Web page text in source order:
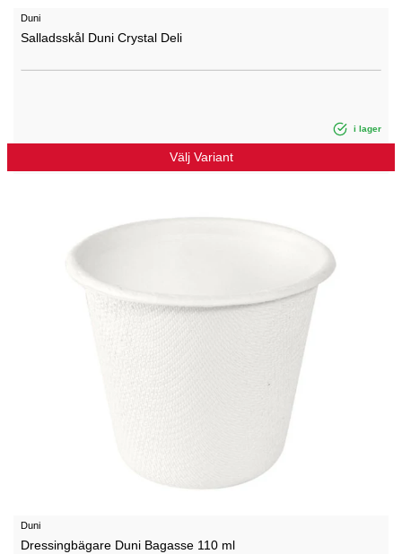
Duni
Salladsskål Duni Crystal Deli
i lager
Välj Variant
Duni
Dressingbägare Duni Bagasse 110 ml